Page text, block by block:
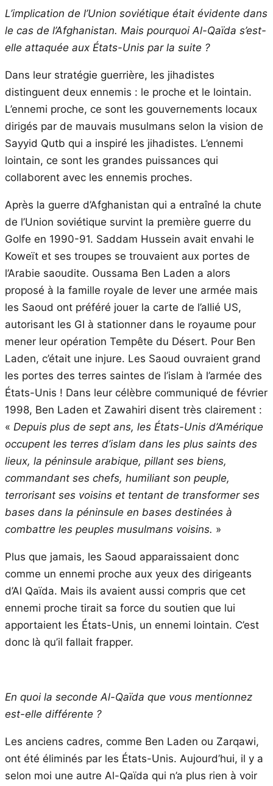
L’implication de l’Union soviétique était évidente dans
le cas de l’Afghanistan. Mais pourquoi Al-Qaïda s’est-
elle attaquée aux États-Unis par la suite ?
Dans leur stratégie guerrière, les jihadistes
distinguent deux ennemis : le proche et le lointain.
L’ennemi proche, ce sont les gouvernements locaux
dirigés par de mauvais musulmans selon la vision de
Sayyid Qutb qui a inspiré les jihadistes. L’ennemi
lointain, ce sont les grandes puissances qui
collaborent avec les ennemis proches.
Après la guerre d’Afghanistan qui a entraîné la chute
de l’Union soviétique survint la première guerre du
Golfe en 1990-91. Saddam Hussein avait envahi le
Koweït et ses troupes se trouvaient aux portes de
l’Arabie saoudite. Oussama Ben Laden a alors
proposé à la famille royale de lever une armée mais
les Saoud ont préféré jouer la carte de l’allié US,
autorisant les GI à stationner dans le royaume pour
mener leur opération Tempête du Désert. Pour Ben
Laden, c’était une injure. Les Saoud ouvraient grand
les portes des terres saintes de l’islam à l’armée des
États-Unis ! Dans leur célèbre communiqué de février
1998, Ben Laden et Zawahiri disent très clairement :
« Depuis plus de sept ans, les États-Unis d’Amérique
occupent les terres d’islam dans les plus saints des
lieux, la péninsule arabique, pillant ses biens,
commandant ses chefs, humiliant son peuple,
terrorisant ses voisins et tentant de transformer ses
bases dans la péninsule en bases destinées à
combattre les peuples musulmans voisins. »
Plus que jamais, les Saoud apparaissaient donc
comme un ennemi proche aux yeux des dirigeants
d’Al Qaïda. Mais ils avaient aussi compris que cet
ennemi proche tirait sa force du soutien que lui
apportaient les États-Unis, un ennemi lointain. C’est
donc là qu’il fallait frapper.
En quoi la seconde Al-Qaïda que vous mentionnez
est-elle différente ?
Les anciens cadres, comme Ben Laden ou Zarqawi,
ont été éliminés par les États-Unis. Aujourd’hui, il y a
selon moi une autre Al-Qaïda qui n’a plus rien à voir